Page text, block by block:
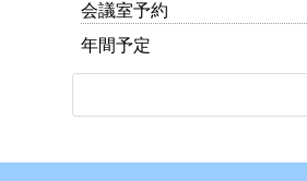
会議室予約
年間予定